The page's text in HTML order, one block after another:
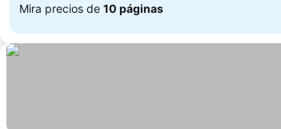
Mira precios de 10 páginas